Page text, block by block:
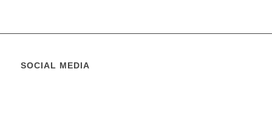
SOCIAL MEDIA